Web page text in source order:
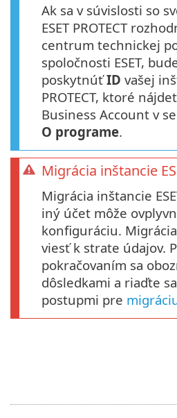
Ak sa v súvislosti so
ESET PROTECT
centrum technickej
spoločnosti ESET,
poskytnúťID vašej
PROTECT, ktoré
Business Account v
O programe.
Migrácia inštancie
Migrácia inštancie
iný účet môže
konfiguráciu.
viesť k strate údajov.
pokračovaním sa
dôsledkami a riaďte
postupmi pre